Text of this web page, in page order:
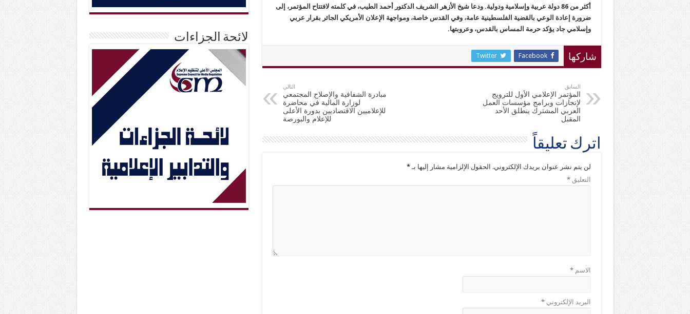
أكثر من 86 دولة عربية وإسلامية ودولية. ودعا شيخ الأزهر الشريف الدكتور أحمد الطيب، في كلمته لافتتاح المؤتمر، إلى
ضرورة إعادة الوعي بالقضية الفلسطينية عامة، وفي القدس خاصة، ومواجهة الإعلان الأمريكي الجائر بقرار عربي
وإسلامي جاد يؤكد حرمة المساس بالقدس، وعروبتها.
شاركها Facebook
Twitter
السابق
المؤتمر الإعلامي الأول للترويج
لإنجازات وبرامج مؤسسات العمل
العربي المشترك ينطلق الأحد
المقبل
التالي
مبادرة الشفافية والإصلاح المجتمعي
لوزارة المالية في محاضرة
للإعلاميين الاقتصاديين بدورة الأعلى
للإعلام والبورصة
اترك تعليقاً
لن يتم نشر عنوان بريدك الإلكتروني. الحقول الإلزامية مشار إليها بـ*
التعليق*
الاسم*
البريد الإلكتروني*
لائحة الجزاءات